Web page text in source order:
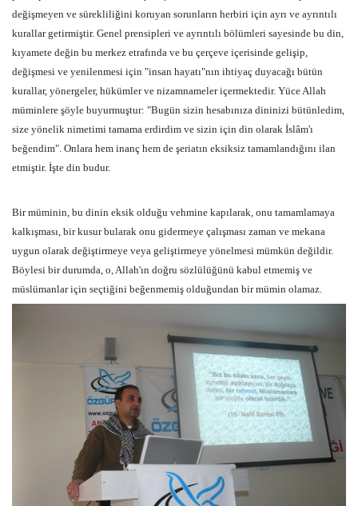
değişmeyen ve sürekliliğini koruyan sorunların herbiri için ayrı ve ayrıntılı
kurallar getirmiştir. Genel prensipleri ve ayrıntılı bölümleri sayesinde bu din,
kıyamete değin bu merkez etrafında ve bu çerçeve içerisinde gelişip,
değişmesi ve yenilenmesi için "insan hayatı"nın ihtiyaç duyacağı bütün
kurallar, yönergeler, hükümler ve nizamnameler içermektedir. Yüce Allah
müminlere şöyle buyurmuştur: "Bugün sizin hesabınıza dininizi bütünledim,
size yönelik nimetimi tamama erdirdim ve sizin için din olarak İslâm'ı
beğendim". Onlara hem inanç hem de şeriatın eksiksiz tamamlandığını ilan
etmiştir. İşte din budur.
Bir müminin, bu dinin eksik olduğu vehmine kapılarak, onu tamamlamaya
kalkışması, bir kusur bularak onu gidermeye çalışması zaman ve mekana
uygun olarak değiştirmeye veya geliştirmeye yönelmesi mümkün değildir.
Böylesi bir durumda, o, Allah'ın doğru sözlülüğünü kabul etmemiş ve
müslümanlar için seçtiğini beğenmemiş olduğundan bir mümin olamaz.